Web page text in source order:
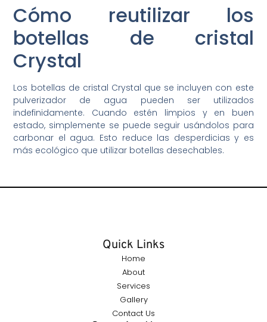
Cómo reutilizar los
botellas de cristal
Crystal
Los botellas de cristal Crystal que se incluyen con este
pulverizador de agua pueden ser utilizados
indefinidamente. Cuando estén limpios y en buen
estado, simplemente se puede seguir usándolos para
carbonar el agua. Esto reduce las desperdicias y es
más ecológico que utilizar botellas desechables.
Quick Links
Home
About
Services
Gallery
Contact Us